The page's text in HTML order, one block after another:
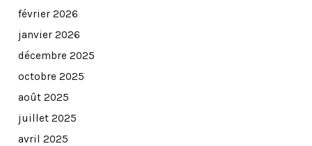
février 2026
janvier 2026
décembre 2025
octobre 2025
août 2025
juillet 2025
avril 2025